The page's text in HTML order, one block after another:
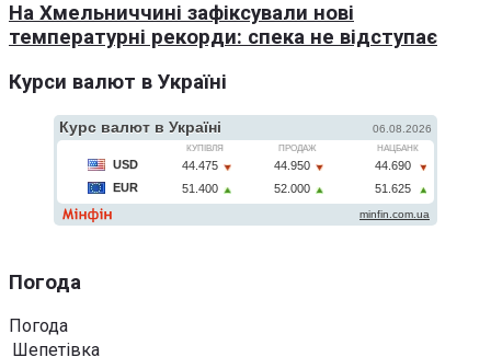
На Хмельниччині зафіксували нові
температурні рекорди: спека не відступає
Курси валют в Україні
Погода
Погода
Шепетівка